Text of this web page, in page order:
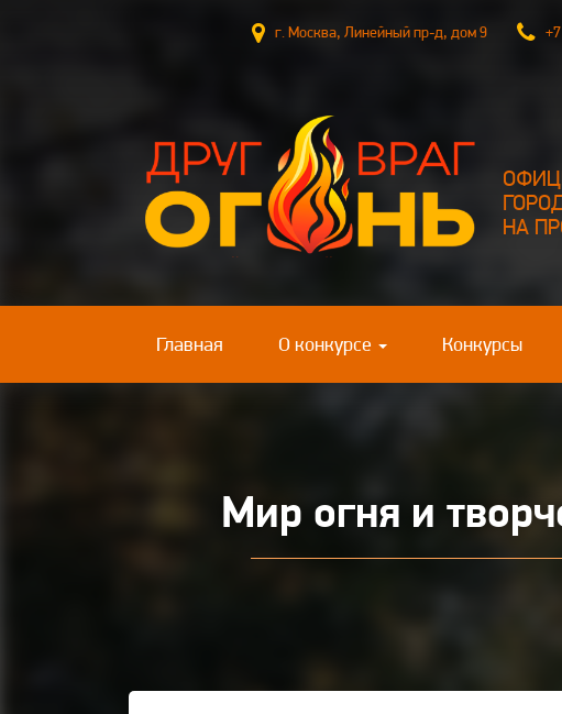
г. Москва, Линейный пр-д, дом 9
НА
Главная (current)О конкурсе Конкурсы
Мир огня и